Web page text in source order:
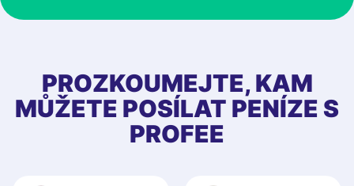
at Profee is very
first started
app, and they
quick to provide
PROZKOUMEJTE, KAM
MŮŽETE POSÍLAT PENÍZE S
PROFEE